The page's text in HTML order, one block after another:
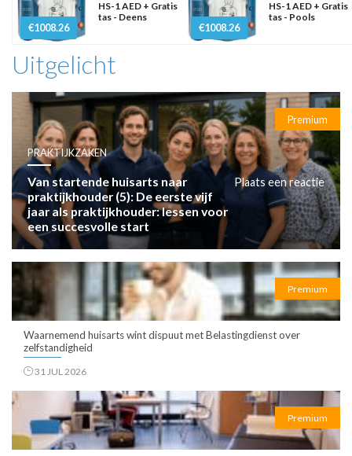
€1008.26
HS-1 AED + Gratis
tas - Deens
€1008.26
HS-1 AED + Gratis
tas - Pools
Uitgelicht
Premium
PRAKTIJKZAKEN
Van startende huisarts naar
praktijkhouder (5): De eerste vijf
jaar als praktijkhouder: lessen voor
een succesvolle start
Plaats een reactie
Premium
Waarnemend huisarts wint dispuut met Belastingdienst over
zelfstandigheid
31 JUL 2026
Premium